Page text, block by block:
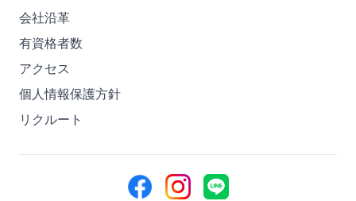
会社沿革
有資格者数
アクセス
個人情報保護方針
リクルート